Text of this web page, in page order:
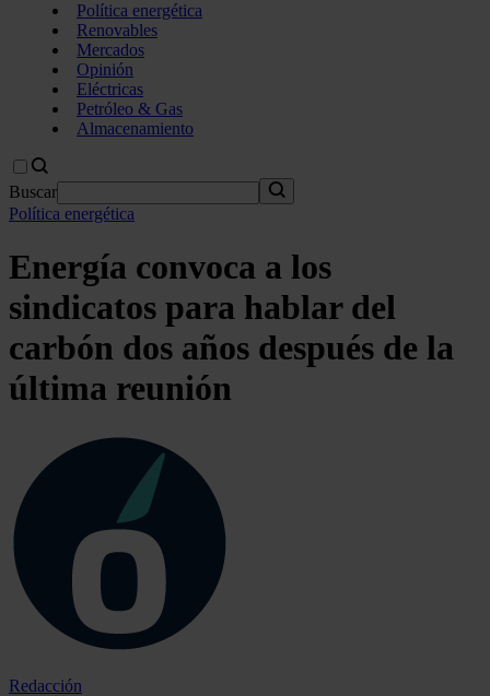
Política energética
Renovables
Mercados
Opinión
Eléctricas
Petróleo & Gas
Almacenamiento
Buscar
Política energética
Energía convoca a los
sindicatos para hablar del
carbón dos años después de la
última reunión
Redacción